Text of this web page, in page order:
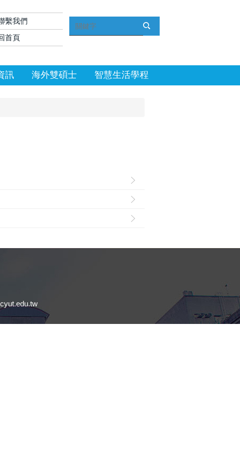
繫我們
首頁
訊 海外雙碩士 智慧生活學程